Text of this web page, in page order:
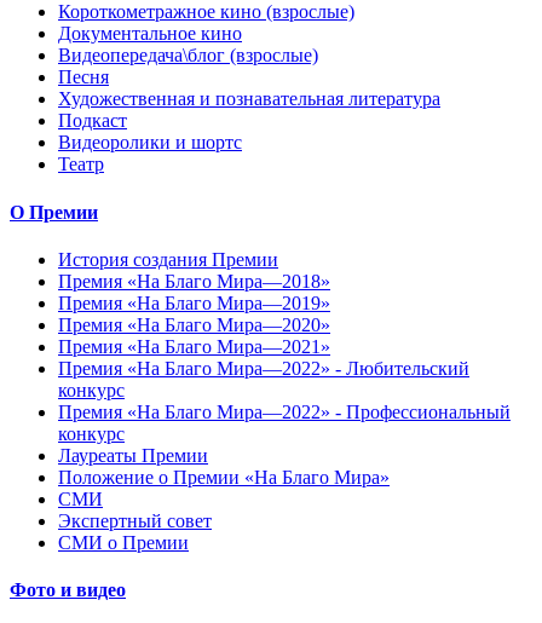
Короткометражное кино (взрослые)
Документальное кино
Видеопередача\блог (взрослые)
Песня
Художественная и познавательная литература
Подкаст
Видеоролики и шортс
Театр
О Премии
История создания Премии
Премия «На Благо Мира—2018»
Премия «На Благо Мира—2019»
Премия «На Благо Мира—2020»
Премия «На Благо Мира—2021»
Премия «На Благо Мира—2022» - Любительский
конкурс
Премия «На Благо Мира—2022» - Профессиональный
конкурс
Лауреаты Премии
Положение о Премии «На Благо Мира»
СМИ
Экспертный совет
СМИ о Премии
Фото и видео